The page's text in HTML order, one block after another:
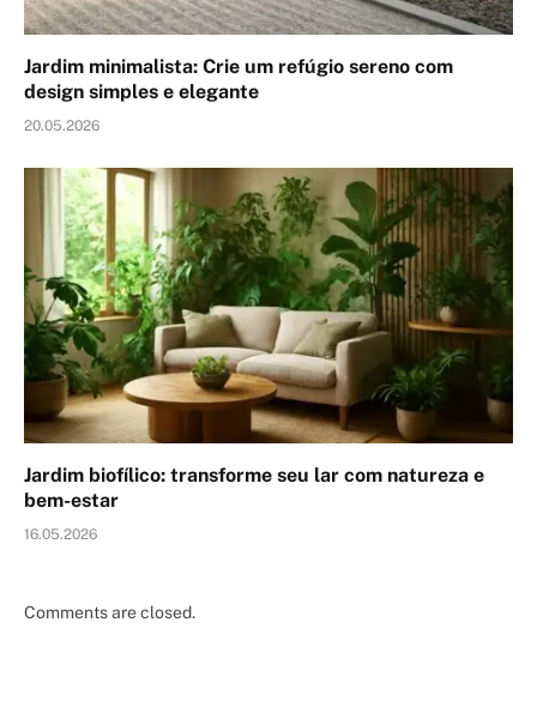
Jardim minimalista: Crie um refúgio sereno com
design simples e elegante
20.05.2026
Jardim biofílico: transforme seu lar com natureza e
bem-estar
16.05.2026
Comments are closed.